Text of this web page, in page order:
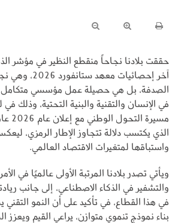
حققت بلادنا نجاحاً منقطع النظير في مؤشر
آخر إحصائيات
الصدفة، بل هي حصيلة عمل مؤسسي متكامل،
في الإنسان والتقنية والبنية التحتية، وذلك
الذي يكتسب دلالة تتجاوز الإطار الرمزي،
واستباقها لمتغيرات الاقتصاد العالمي.
ويأتي تصدر بلادنا المرتبة الأولى عالميًا في
والتشفير في الذكاء الاصطناعي، إلى جانب
في هذا القطاع، في تأكيد على أن النمو
بناء نموذج تنموي متوازن، يراعي القيم ويعزز